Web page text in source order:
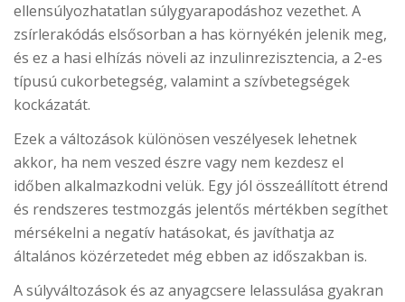
ellensúlyozhatatlan súlygyarapodáshoz vezethet. A
zsírlerakódás elsősorban a has környékén jelenik meg,
és ez a hasi elhízás növeli az inzulinrezisztencia, a 2-es
típusú cukorbetegség, valamint a szívbetegségek
kockázatát.
Ezek a változások különösen veszélyesek lehetnek
akkor, ha nem veszed észre vagy nem kezdesz el
időben alkalmazkodni velük. Egy jól összeállított étrend
és rendszeres testmozgás jelentős mértékben segíthet
mérsékelni a negatív hatásokat, és javíthatja az
általános közérzetedet még ebben az időszakban is.
A súlyváltozások és az anyagcsere lelassulása gyakran